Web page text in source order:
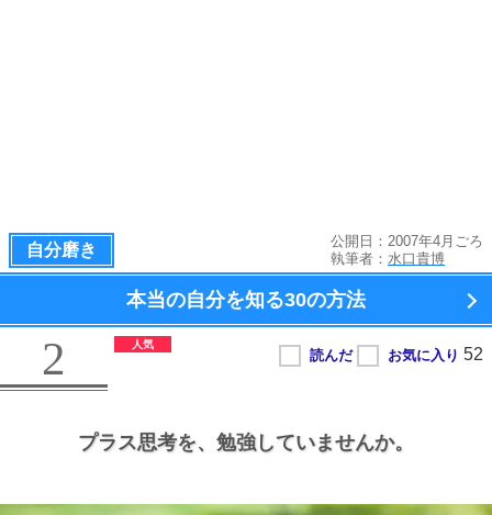
自分磨き
公開日：2007年4月ごろ
執筆者： 水口貴博
本当の自分を知る30の方法
2
プラス思考を、 勉強していませんか。